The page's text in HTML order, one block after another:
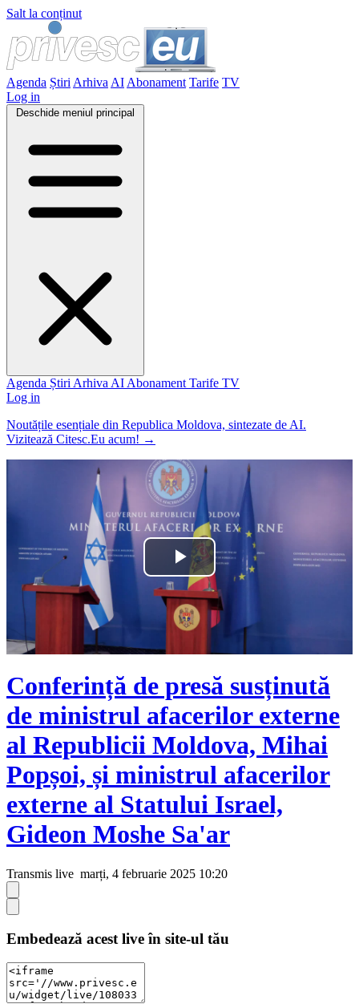
Salt la conținut
Agenda Știri Arhiva AI Abonament Tarife TV
Log in
Deschide meniul principal
Agenda Știri Arhiva AI Abonament Tarife TV
Log in
Noutățile esențiale din Republica Moldova, sintezate de AI.
Vizitează Citesc.Eu acum! →
Play
Video
Conferință de presă susținută
de ministrul afacerilor externe
al Republicii Moldova, Mihai
Popșoi, și ministrul afacerilor
externe al Statului Israel,
Gideon Moshe Sa'ar
Transmis live marți, 4 februarie 2025 10:20
Embedează acest live în site-ul tău